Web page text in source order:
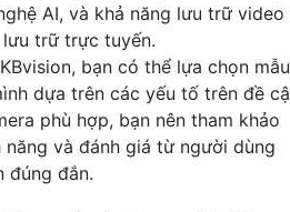
AI, và khả năng lưu trữ video
trữ trực tuyến.
bạn có thể lựa chọn mẫu
dựa trên các yếu tố trên đề
phù hợp, bạn nên tham khảo
và đánh giá từ người dùng
đúng đắn.